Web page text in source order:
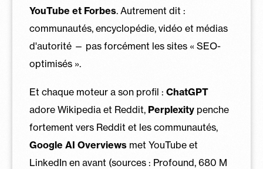
YouTube et Forbes. Autrement dit :
communautés, encyclopédie, vidéo et médias
d'autorité — pas forcément les sites « SEO-
optimisés ».
Et chaque moteur a son profil : ChatGPT
adore Wikipedia et Reddit, Perplexitypenche
fortement vers Reddit et les communautés,
Google AI Overviewsmet YouTube et
LinkedIn en avant (sources : Profound, 680 M